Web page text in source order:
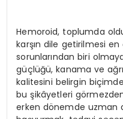
Hemoroid, toplumda
karşın dile getirilmesi
sorunlarından biri
güçlüğü, kanama ve
kalitesini belirgin
bu şikâyetleri
erken dönemde uzman